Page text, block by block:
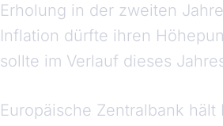
Erholung in der zweiten
Inflation dürfte ihren
sollte im Verlauf dieses
Europäische Zentralbank hält